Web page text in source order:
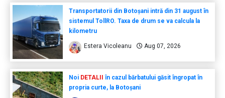
Transportatorii din Botoșani intră din 31 august în
sistemul TollRO. Taxa de drum se va calcula la
kilometru
Estera Vicoleanu Aug 07, 2026
Noi DETALIIîn cazul bărbatului găsit îngropat în
propria curte, la Botoșani